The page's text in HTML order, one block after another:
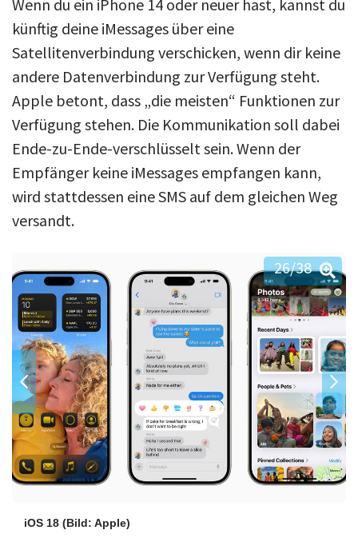
Wenn du ein iPhone 14 oder neuer hast, kannst du
künftig deine iMessages über eine
Satellitenverbindung verschicken, wenn dir keine
andere Datenverbindung zur Verfügung steht.
Apple betont, dass „die meisten“ Funktionen zur
Verfügung stehen. Die Kommunikation soll dabei
Ende-zu-Ende-verschlüsselt sein. Wenn der
Empfänger keine iMessages empfangen kann,
wird stattdessen eine SMS auf dem gleichen Weg
versandt.
iOS 18 (Bild: Apple)
26/38